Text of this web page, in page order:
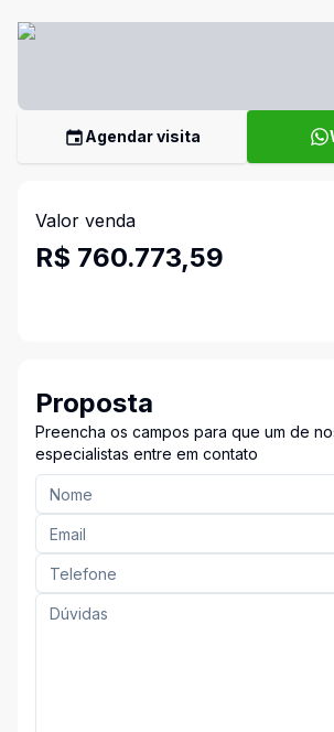
Agendar visita
Valor venda
R$ 760.773,59
Proposta
Preencha os campos para que um de
especialistas entre em contato